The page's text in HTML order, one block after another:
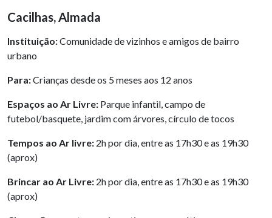
Cacilhas, Almada
Instituição:Comunidade de vizinhos e amigos de bairro
urbano
Para:Crianças desde os 5 meses aos 12 anos
Espaços ao Ar Livre: Parque infantil, campo de
futebol/basquete, jardim com árvores, círculo de tocos
Tempos ao Ar livre: 2h por dia, entre as 17h30 e as 19h30
(aprox)
Brincar ao Ar Livre: 2h por dia, entre as 17h30 e as 19h30
(aprox)